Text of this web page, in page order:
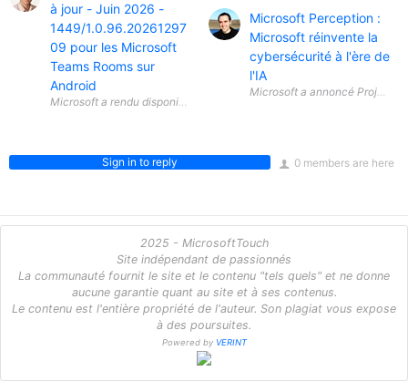
à jour - Juin 2026 -
1449/1.0.96.20261297
09 pour les Microsoft
Teams Rooms sur
Android
Microsoft Perception :
Microsoft réinvente la
cybersécurité à l'ère de
l'IA
Microsoft a annoncé Project
0 members are here
Sign in to reply
2025 - MicrosoftTouch
Site indépendant de passionnés
La communauté fournit le site et le contenu "tels quels" et ne donne
aucune garantie quant au site et à ses contenus.
Le contenu est l'entière propriété de l'auteur. Son plagiat vous expose
à des poursuites.
Powered by VERINT